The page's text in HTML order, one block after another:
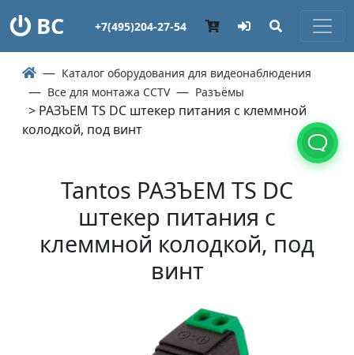
ВС +7(495)204-27-54
Каталог оборудования для видеонаблюдения
Все для монтажа CCTV
Разъёмы
> РАЗЪЕМ TS DC штекер питания с клеммной
колодкой, под винт
Tantos РАЗЪЕМ TS DC
штекер питания с
клеммной колодкой, под
винт